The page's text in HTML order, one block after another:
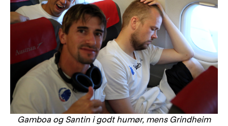
Gamboa og Santin i godt humør, mens Grindheim